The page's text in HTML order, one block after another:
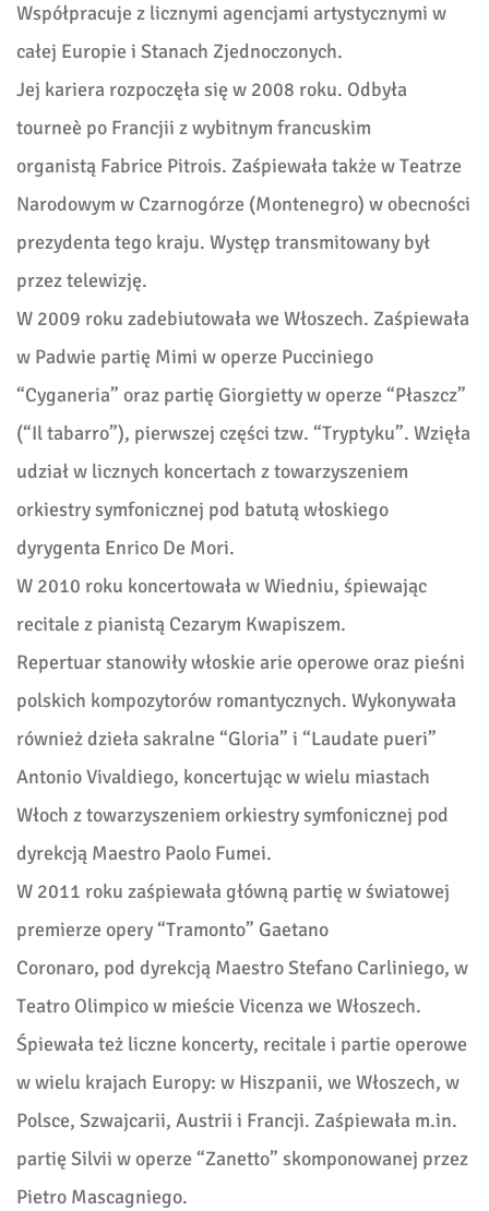
Współpracuje z licznymi agencjami artystycznymi w
całej Europie i Stanach Zjednoczonych.
Jej kariera rozpoczęła się w 2008 roku. Odbyła
tourneè po Francjii z wybitnym francuskim
organistą Fabrice Pitrois. Zaśpiewała także w Teatrze
Narodowym w Czarnogórze (Montenegro) w obecności
prezydenta tego kraju. Występ transmitowany był
przez telewizję.
W 2009 roku zadebiutowała we Włoszech. Zaśpiewała
w Padwie partię Mimi w operze Pucciniego
“Cyganeria” oraz partię Giorgietty w operze “Płaszcz”
(“Il tabarro”), pierwszej części tzw. “Tryptyku”. Wzięła
udział w licznych koncertach z towarzyszeniem
orkiestry symfonicznej pod batutą włoskiego
dyrygenta Enrico De Mori.
W 2010 roku koncertowała w Wiedniu, śpiewając
recitale z pianistą Cezarym Kwapiszem.
Repertuar stanowiły włoskie arie operowe oraz pieśni
polskich kompozytorów romantycznych. Wykonywała
również dzieła sakralne “Gloria” i “Laudate pueri”
Antonio Vivaldiego, koncertując w wielu miastach
Włoch z towarzyszeniem orkiestry symfonicznej pod
dyrekcją Maestro Paolo Fumei.
W 2011 roku zaśpiewała główną partię w światowej
premierze opery “Tramonto” Gaetano
Coronaro, pod dyrekcją Maestro Stefano Carliniego, w
Teatro Olimpico w mieście Vicenza we Włoszech.
Śpiewała też liczne koncerty, recitale i partie operowe
w wielu krajach Europy: w Hiszpanii, we Włoszech, w
Polsce, Szwajcarii, Austrii i Francji. Zaśpiewała m.in.
partię Silvii w operze “Zanetto” skomponowanej przez
Pietro Mascagniego.